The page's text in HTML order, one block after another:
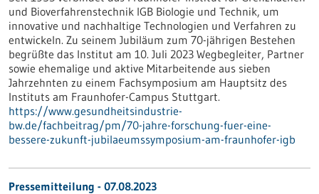
und Bioverfahrenstechnik IGB Biologie und Technik, um
innovative und nachhaltige Technologien und Verfahren zu
entwickeln. Zu seinem Jubiläum zum 70-jährigen Bestehen
begrüßte das Institut am 10. Juli 2023 Wegbegleiter, Partner
sowie ehemalige und aktive Mitarbeitende aus sieben
Jahrzehnten zu einem Fachsymposium am Hauptsitz des
Instituts am Fraunhofer-Campus Stuttgart.
https://www.gesundheitsindustrie-
bw.de/fachbeitrag/pm/70-jahre-forschung-fuer-eine-
bessere-zukunft-jubilaeumssymposium-am-fraunhofer-igb
Pressemitteilung - 07.08.2023